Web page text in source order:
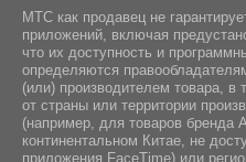
Барометр:
Да
МТС как продавец не
приложений, включая
что их доступность и
определяются
(или) производителем товара, в
от страны или территории
(например, для товаров бренда
континентальном Китае, не
приложения FaceTime) или